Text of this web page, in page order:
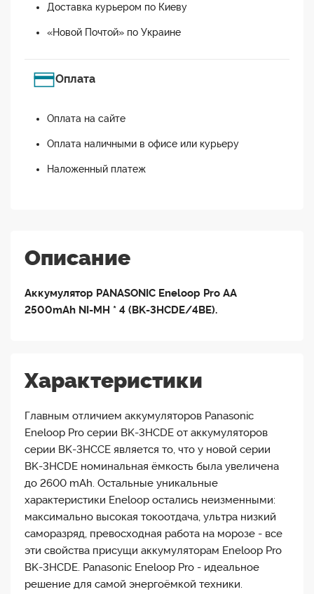
Доставка курьером по Киеву
«Новой Почтой» по Украине
Оплата
Оплата на сайте
Оплата наличными в офисе или курьеру
Наложенный платеж
Описание
Аккумулятор PANASONIC Eneloop Pro AA
2500mAh NI-MH * 4 (BK-3HCDE/4BE).
Характеристики
Главным отличием аккумуляторов Panasonic
Eneloop Pro серии BK-3HCDE от аккумуляторов
серии BK-3HCСE является то, что у новой серии
BK-3HCDE номинальная ёмкость была увеличена
до 2600 mAh. Остальные уникальные
характеристики Eneloop остались неизменными:
максимально высокая токоотдача, ультра низкий
саморазряд, превосходная работа на морозе - все
эти свойства присущи аккумуляторам Eneloop Pro
BK-3HCDE. Panasonic Eneloop Pro - идеальное
решение для самой энергоёмкой техники.